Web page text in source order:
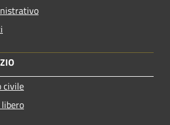
civile